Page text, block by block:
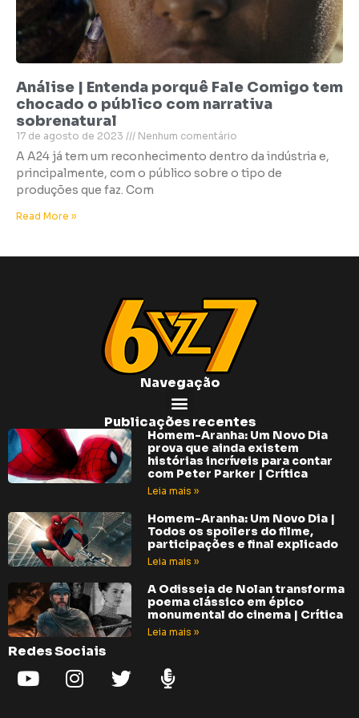
Análise | Entenda porquê Fale Comigo tem
chocado o público com narrativa
sobrenatural
17 de agosto de 2023 Nenhum comentário
A A24 já tem um reconhecimento dentro da indústria e,
principalmente, com o público sobre o tipo de
produções que faz. Com
Read More »
Navegação
Publicações recentes
Homem-Aranha: Um Novo Dia
prova que ainda existem
histórias incríveis para contar
com Peter Parker | Crítica
Leia mais »
Homem-Aranha: Um Novo Dia |
Todos os spoilers do filme,
participações e final explicado
Leia mais »
A Odisseia de Nolan transforma
poema clássico em épico
monumental do cinema | Crítica
Leia mais »
Redes Sociais